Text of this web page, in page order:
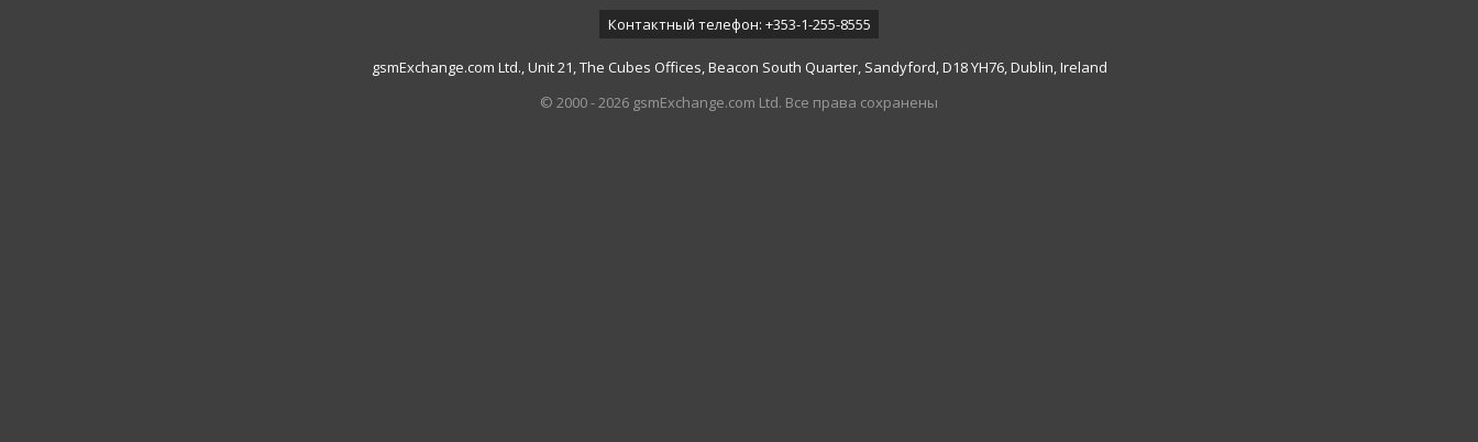
Контактный телефон: +353-1-255-8555
gsmExchange.com Ltd., Unit 21, The Cubes Offices, Beacon South Quarter, Sandyford, D18 YH76, Dublin, Ireland
© 2000 - 2026 gsmExchange.com Ltd. Все права сохранены